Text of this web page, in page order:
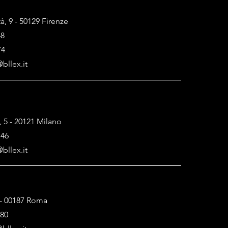
9 - 50129 Firenze
- 20121 Milano
00187 Roma